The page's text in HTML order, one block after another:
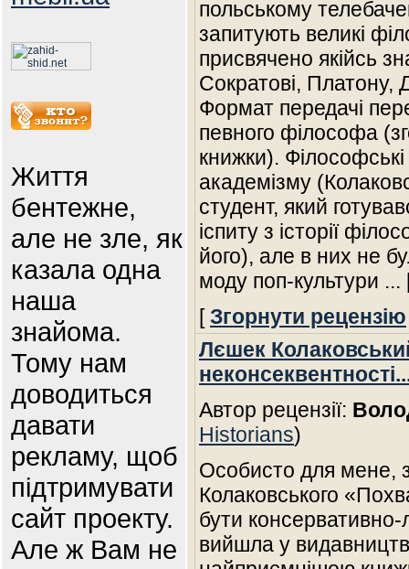
Життя
бентежне,
але не зле, як
казала одна
наша
знайома.
Тому нам
доводиться
давати
рекламу, щоб
підтримувати
сайт проекту.
Але ж Вам не
польському
запитують великі
присвячено якійсь
Сократові, Платону,
Формат передачі
певного філософа
книжки).
академізму
студент, який
іспиту з історії
його), але в них не
моду поп-культури ...
[Згорнути рецензію
Лєшек
Автор рецензії:
Historians)
Особисто для мене,
Колаковського
бути
вийшла у